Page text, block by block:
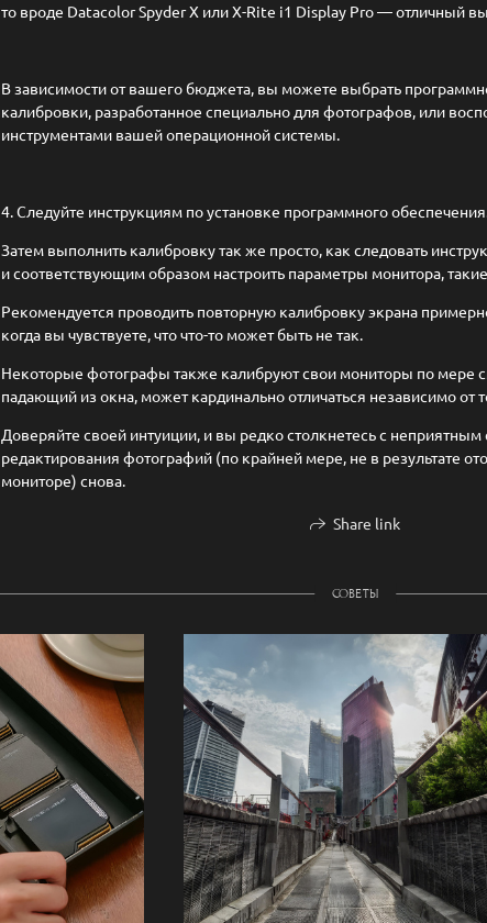
то вроде Datacolor Spyder X или X-Rite i1 Display Pro — отличный
В зависимости от вашего бюджета, вы можете выбрать
калибровки, разработанное специально для фотографов, или
инструментами вашей операционной системы.
4. Следуйте инструкциям по установке программного
Затем выполнить калибровку так же просто, как следовать
и соответствующим образом настроить параметры монитора,
Рекомендуется проводить повторную калибровку экрана
когда вы чувствуете, что что-то может быть не так.
Некоторые фотографы также калибруют свои мониторы по мере
падающий из окна, может кардинально отличаться независимо от
Доверяйте своей интуиции, и вы редко столкнетесь с
редактирования фотографий (по крайней мере, не в результате
мониторе) снова.
Share link
СОВЕТЫ